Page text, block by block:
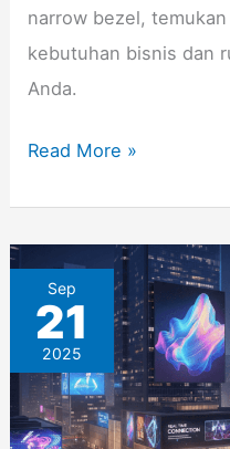
narrow bezel,
kebutuhan bisnis dan
Anda.
Read More »
Sep
21
2025
Membangun
Jaringan
Videotron
Kota:
Tantangan